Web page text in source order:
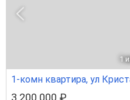
1
1-комн квартира, ул